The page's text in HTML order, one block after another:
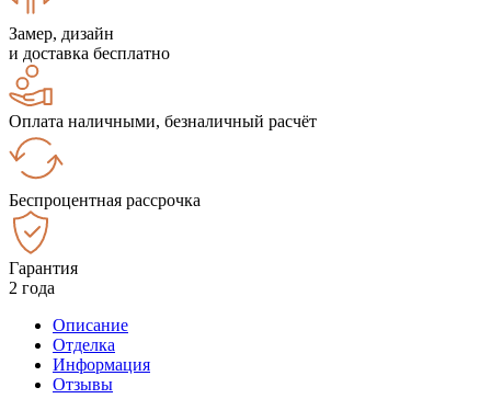
Замер, дизайн
и доставка бесплатно
Оплата наличными, безналичный расчёт
Беспроцентная рассрочка
Гарантия
2 года
Описание
Отделка
Информация
Отзывы